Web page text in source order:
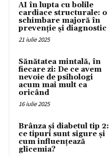
AI în lupta cu bolile
cardiace structurale: o
schimbare majoră în
prevenție și diagnostic
21 iulie 2025
Sănătatea mintală, în
fiecare zi: De ce avem
nevoie de psihologi
acum mai mult ca
oricând
16 iulie 2025
Brânza și diabetul tip 2:
ce tipuri sunt sigure și
cum influențează
glicemia?